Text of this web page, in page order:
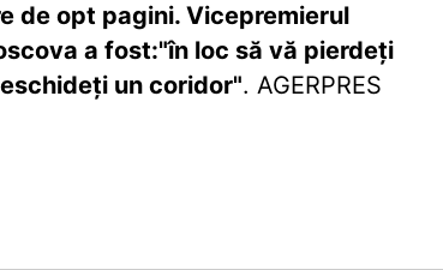
de opt pagini. Vicepremierul
a fost:"în loc să vă pierdeţi
un coridor". AGERPRES